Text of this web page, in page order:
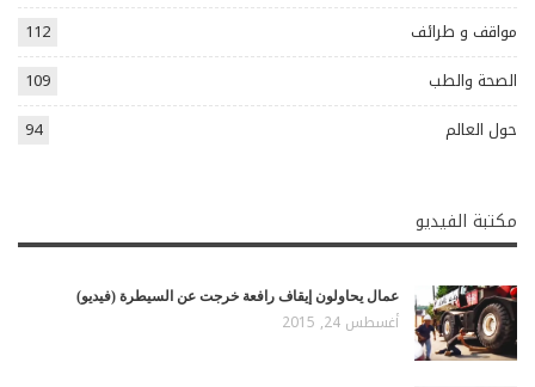
مواقف و طرائف
112
الصحة والطب
109
حول العالم
94
مكتبة الفيديو
عمال يحاولون إيقاف رافعة خرجت عن السيطرة (فيديو)
أغسطس 24, 2015